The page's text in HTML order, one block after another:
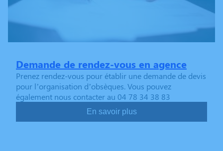
Demande de rendez-vous en agence
Prenez rendez-vous pour établir une demande de devis
pour l’organisation d’obsèques. Vous pouvez
également nous contacter au 04 78 34 38 83
En savoir plus